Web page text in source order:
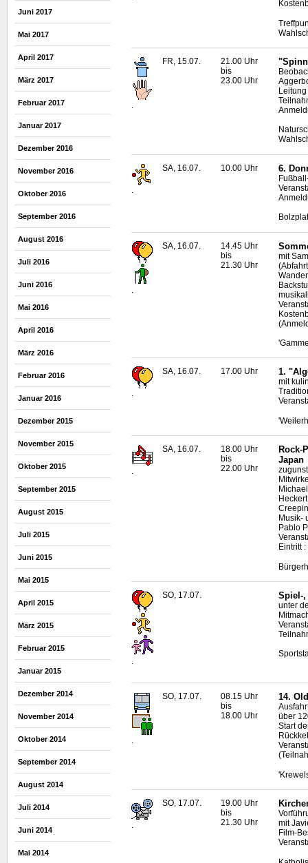
Juni 2017
Mai 2017
April 2017
März 2017
Februar 2017
Januar 2017
Dezember 2016
November 2016
Oktober 2016
September 2016
August 2016
Juli 2016
Juni 2016
Mai 2016
April 2016
März 2016
Februar 2016
Januar 2016
Dezember 2015
November 2015
Oktober 2015
September 2015
August 2015
Juli 2015
Juni 2015
Mai 2015
April 2015
März 2015
Februar 2015
Januar 2015
Dezember 2014
November 2014
Oktober 2014
September 2014
August 2014
Juli 2014
Juni 2014
Mai 2014
.
FR, 15.07.
21.00 Uhr
bis
23.00 Uhr
.
SA, 16.07. 10.00 Uhr 6.
SA, 16.07.
14.45 Uhr
bis
21.30 Uhr
mit
.
SA, 16.07. 17.00 Uhr 1.
mit
.
SA, 16.07.
18.00 Uhr
bis
22.00 Uhr
Rock-
Japan
Musik-
Pablo
Eintritt
.
SO, 17.07. Spiel-
unter
.
SO, 17.07.
08.15 Uhr
bis
18.00 Uhr
14.
über
Start
.
SO, 17.07.
19.00 Uhr
bis
21.30 Uhr
mit
Film-